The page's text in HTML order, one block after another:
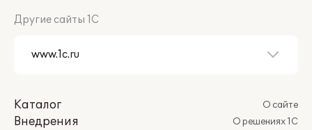
Другие сайты 1С
Каталог
Внедрения
О сайте
О решениях 1С